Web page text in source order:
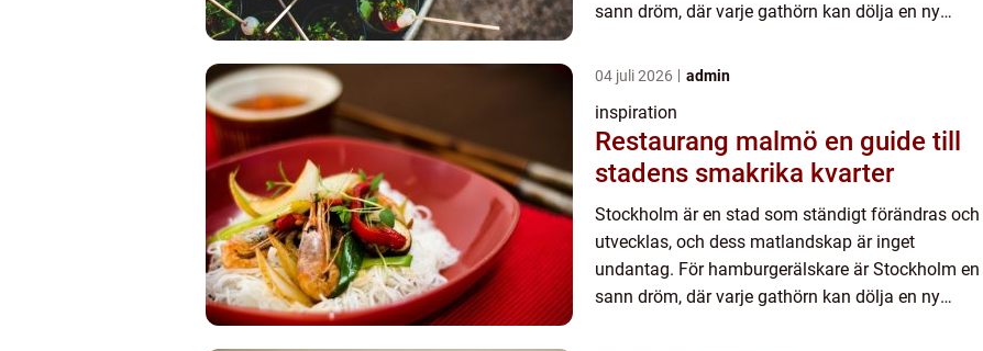
sann dröm, där varje gathörn kan dölja en ny
04 juli 2026 admin
inspiration
Restaurang malmö en guide till
stadens smakrika kvarter
Stockholm är en stad som ständigt förändras och
utvecklas, och dess matlandskap är inget
undantag. För hamburgerälskare är Stockholm en
sann dröm, där varje gathörn kan dölja en ny